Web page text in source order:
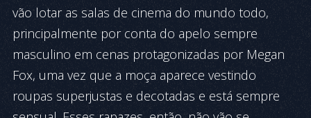
vão lotar as salas de cinema do mundo todo,
principalmente por conta do apelo sempre
masculino em cenas protagonizadas por Megan
Fox, uma vez que a moça aparece vestindo
roupas superjustas e decotadas e está sempre